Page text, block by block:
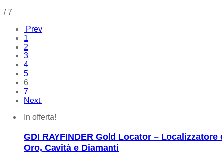
/ 7
Prev
1
2
3
4
5
6
7
Next
In offerta!
GDI RAYFINDER Gold Locator – Localizzatore
Oro, Cavità e Diamanti